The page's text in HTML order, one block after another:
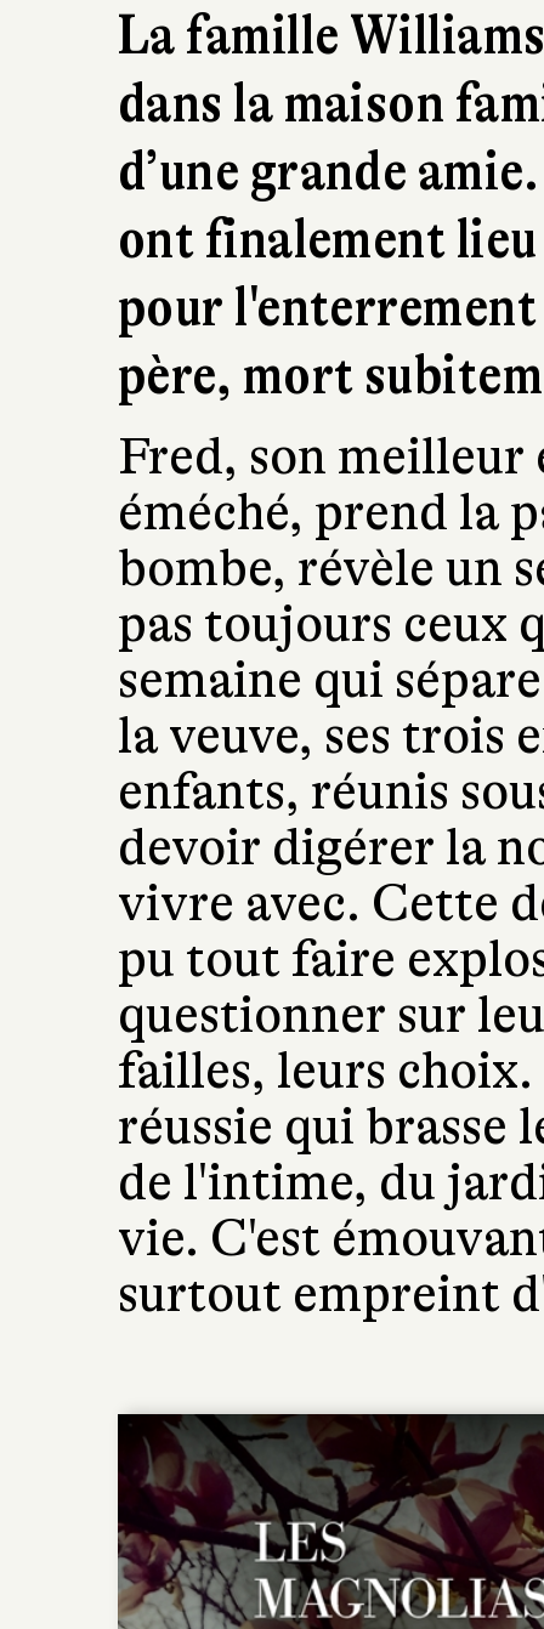
La famille
dans la maison
d’une grande
ont finalement
pour
père, mort
Fred, son
éméché, prend la
bombe, révèle un
pas toujours ceux
semaine qui
la veuve, ses trois
enfants, réunis
devoir digérer la
vivre avec. Cette
pu tout faire
questionner sur
failles, leurs
réussie qui brasse
de l'intime, du
vie. C'est
surtout empreint